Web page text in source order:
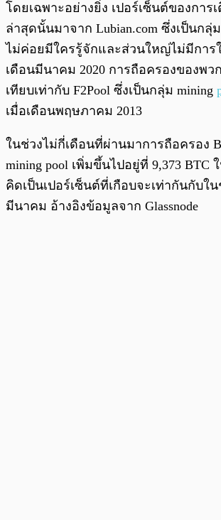
โดยเฉพาะอย่างยิ่ง เปอร์เซ็นต์ของการ
ล่าสุดนั้นมาจาก Lubian.com ซึ่งเป็นกลุ่ม
ไม่ค่อยมีใครรู้จักและส่วนใหญ่ไม่มีการ
เดือนมีนาคม 2020 การถือครองของพว
เทียบเท่ากับ F2Pool ซึ่งเป็นกลุ่ม mining
เมื่อเดือนพฤษภาคม 2013
ในช่วงไม่กี่เดือนที่ผ่านมาการถือครอง
mining pool เพิ่มขึ้นไปอยู่ที่ 9,373 BTC
คิดเป็นเปอร์เซ็นต์ที่เกือบจะเท่ากันกับใ
มีนาคม อ้างอิงข้อมูลจาก Glassnode